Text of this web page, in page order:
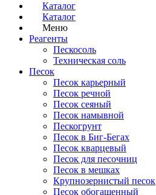
Каталог
Каталог
Меню
Реагенты
Пескосоль
Техническая соль
Песок
Песок карьерный
Песок речной
Песок сеяный
Песок намывной
Пескогрунт
Песок в Биг-Бегах
Песок кварцевый
Песок для песочниц
Песок в мешках
Крупнозернистый песок
Песок обогащенный